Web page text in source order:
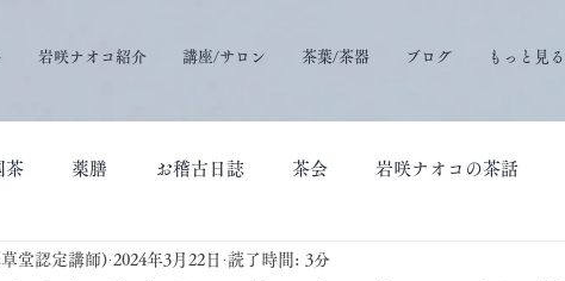
岩咲ナオコ紹介 講座/サロン 茶葉/茶器 ブログ もっと見る
茶 薬膳 お稽古日誌 茶会 岩咲ナオコの茶話
堂認定講師) 2024年3月22日 読了時間: 3分